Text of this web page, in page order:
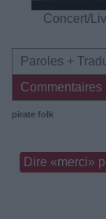
Concert/
Paroles +
Commentaires
pirate folk
Dire «merci»